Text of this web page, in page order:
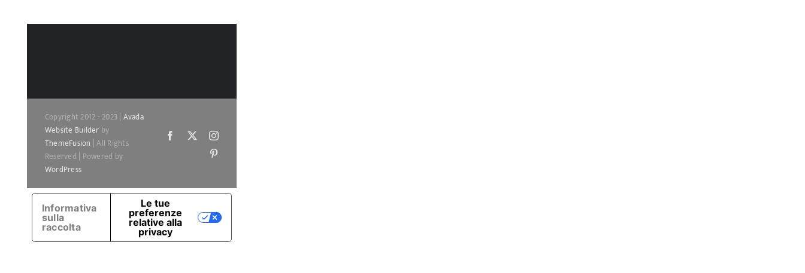
Copyright 2012 - 2023 | Avada
Website Builder by
ThemeFusion | All Rights
Reserved | Powered by
WordPress
Facebook
X
Instagram
Informativa
sulla
raccolta
Le tue
preferenze
relative alla
privacy